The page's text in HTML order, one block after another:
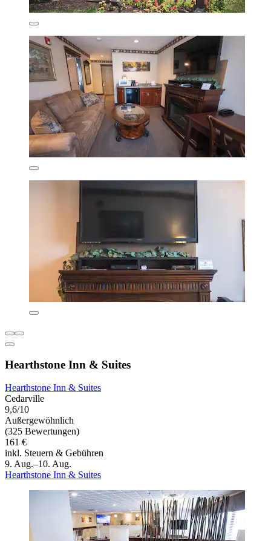
Hearthstone Inn & Suites
Hearthstone Inn & Suites
Cedarville
9,6/10
Außergewöhnlich
(325 Bewertungen)
161 €
inkl. Steuern & Gebühren
9. Aug.–10. Aug.
Hearthstone Inn & Suites